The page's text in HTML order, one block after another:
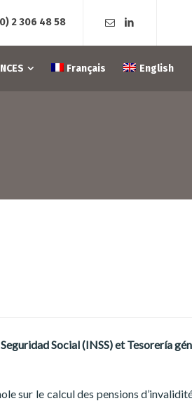
2 306 48 58
Français English
Social (INSS) et Tesorería
sur le calcul des pensions